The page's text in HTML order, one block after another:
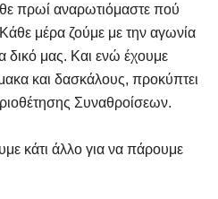
πρωί αναρωτιόμαστε πού
μέρα ζούμε με την αγωνία
δικό μας. Και ενώ έχουμε
και δασκάλους, προκύπτει
Συναθροίσεων.
κάτι άλλο για να πάρουμε